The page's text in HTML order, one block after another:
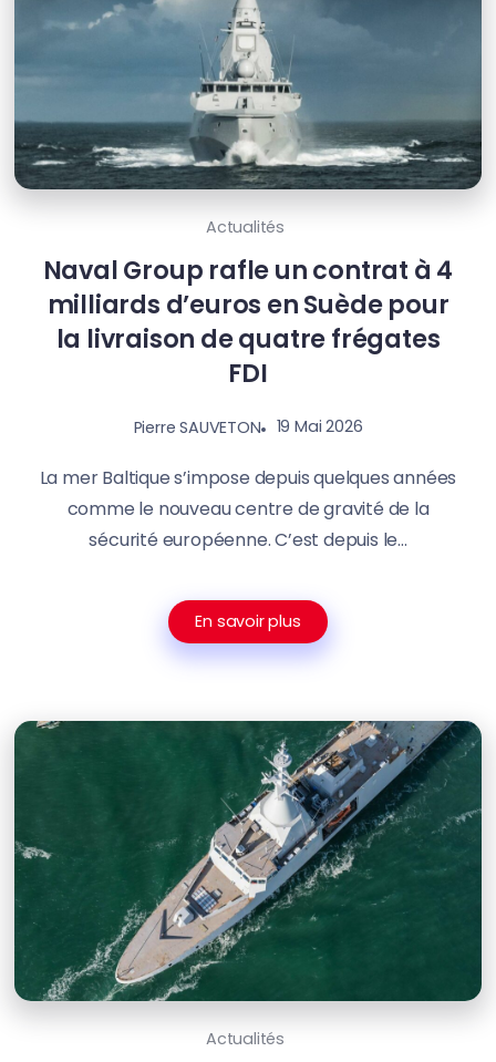
Actualités
Naval Group rafle un contrat à 4
milliards d’euros en Suède pour
la livraison de quatre frégates
FDI
Pierre SAUVETON 19 Mai 2026
La mer Baltique s’impose depuis quelques années
comme le nouveau centre de gravité de la
sécurité européenne. C’est depuis le...
En savoir plus
Actualités